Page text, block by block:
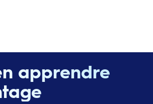
apprendre